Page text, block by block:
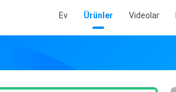
Ev Ürünler Videolar